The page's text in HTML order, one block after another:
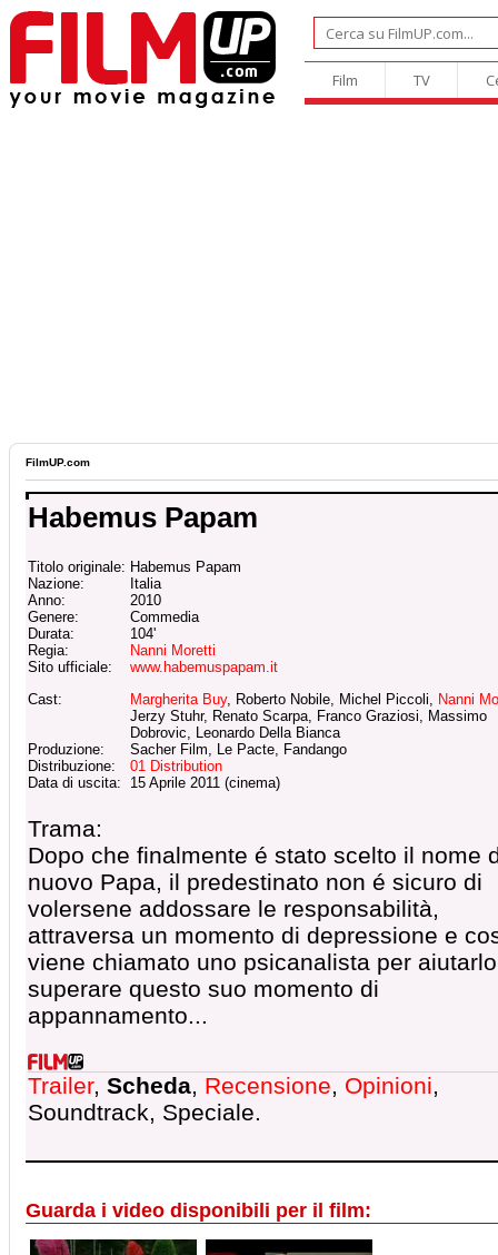
Film TV
FilmUP.com
Habemus Papam
Titolo originale: Habemus Papam
Nazione:
Italia
Anno:
2010
Genere:
Commedia
Durata:
104'
Regia:
Nanni Moretti
Sito ufficiale:
www.habemuspapam.it
Cast:
Margherita Buy, Roberto Nobile, Michel Piccoli, Nanni
Jerzy Stuhr, Renato Scarpa, Franco Graziosi, Massimo
Dobrovic, Leonardo Della Bianca
Produzione:
Sacher Film, Le Pacte, Fandango
Distribuzione:
01 Distribution
Data di uscita:
15 Aprile 2011 (cinema)
Trama:
Dopo che finalmente é stato scelto il nome
nuovo Papa, il predestinato non é sicuro di
volersene addossare le responsabilità,
attraversa un momento di depressione e
viene chiamato uno psicanalista per
superare questo suo momento di
appannamento...
Trailer, Scheda, Recensione, Opinioni,
Soundtrack, Speciale.
Guarda i video disponibili per il film: